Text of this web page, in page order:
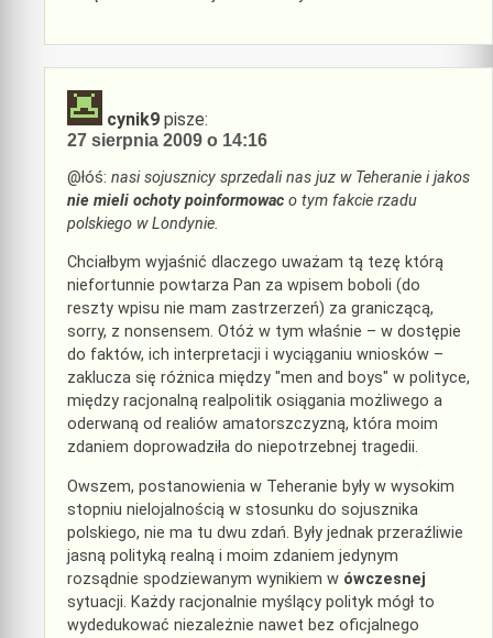
cynik9 pisze:
27 sierpnia 2009 o 14:16
@łóś: nasi sojusznicy sprzedali nas juz w Teheranie i jakos
nie mieli ochoty poinformowac o tym fakcie rzadu
polskiego w Londynie.
Chciałbym wyjaśnić dlaczego uważam tą tezę którą
niefortunnie powtarza Pan za wpisem boboli (do
reszty wpisu nie mam zastrzerzeń) za graniczącą,
sorry, z nonsensem. Otóż w tym właśnie – w dostępie
do faktów, ich interpretacji i wyciąganiu wniosków –
zaklucza się różnica między "men and boys" w polityce,
między racjonalną realpolitik osiągania możliwego a
oderwaną od realiów amatorszczyzną, która moim
zdaniem doprowadziła do niepotrzebnej tragedii.
Owszem, postanowienia w Teheranie były w wysokim
stopniu nielojalnością w stosunku do sojusznika
polskiego, nie ma tu dwu zdań. Były jednak przeraźliwie
jasną polityką realną i moim zdaniem jedynym
rozsądnie spodziewanym wynikiem w ówczesnej
sytuacji. Każdy racjonalnie myślący polityk mógł to
wydedukować niezależnie nawet bez oficjalnego